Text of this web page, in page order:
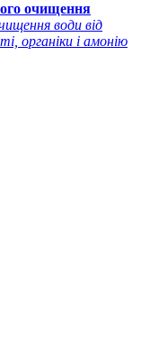
очищення
води від
органіки і амонію